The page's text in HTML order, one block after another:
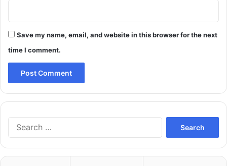
Save my name, email, and website in this browser for the next
time I comment.